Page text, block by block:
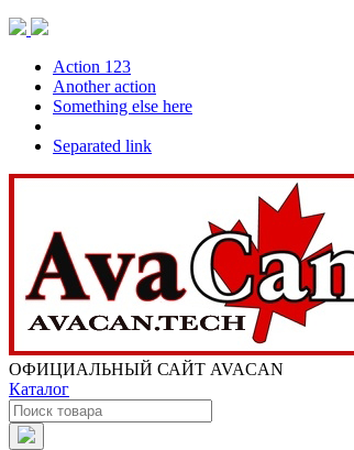
Action 123
Another action
Something else here
Separated link
ОФИЦИАЛЬНЫЙ САЙТ AVACAN
Каталог